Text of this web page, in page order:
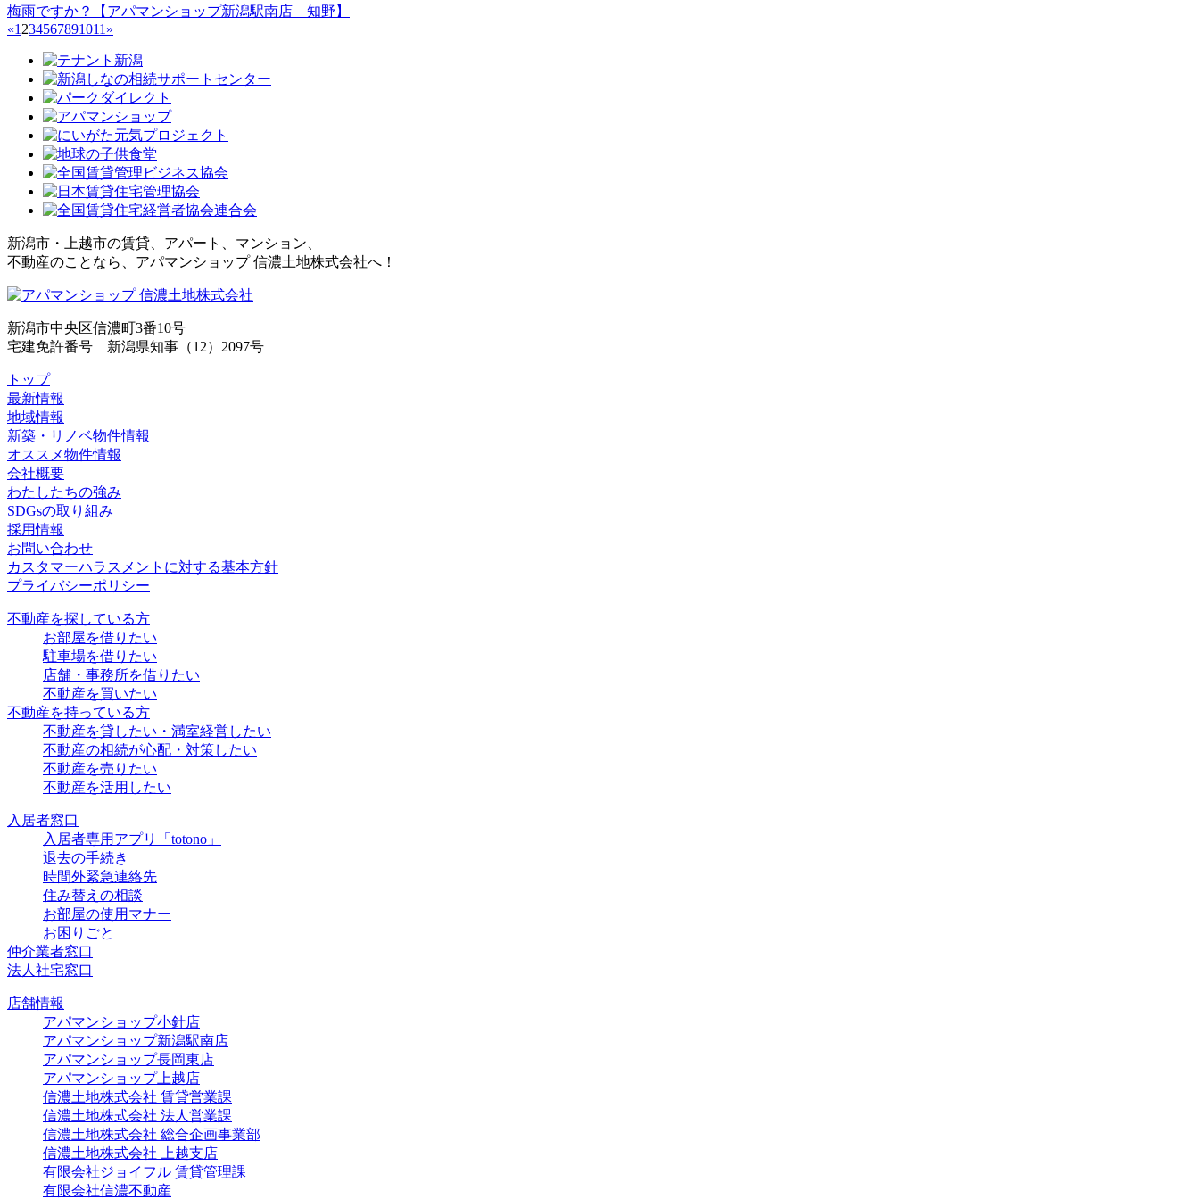
梅雨ですか？【アパマンショップ新潟駅南店 知野】
«1 234567891011 »
新潟市・上越市の賃貸、アパート、マンション、
不動産のことなら、アパマンショップ 信濃土地株式会社へ！
新潟市中央区信濃町3番10号
宅建免許番号 新潟県知事（12）2097号
トップ
最新情報
地域情報
新築・リノベ物件情報
オススメ物件情報
会社概要
わたしたちの強み
SDGsの取り組み
採用情報
お問い合わせ
カスタマーハラスメントに対する基本方針
プライバシーポリシー
不動産を探している方
お部屋を借りたい
駐車場を借りたい
店舗・事務所を借りたい
不動産を買いたい
不動産を持っている方
不動産を貸したい・満室経営したい
不動産の相続が心配・対策したい
不動産を売りたい
不動産を活用したい
入居者窓口
入居者専用アプリ「totono」
退去の手続き
時間外緊急連絡先
住み替えの相談
お部屋の使用マナー
お困りごと
仲介業者窓口
法人社宅窓口
店舗情報
アパマンショップ小針店
アパマンショップ新潟駅南店
アパマンショップ長岡東店
アパマンショップ上越店
信濃土地株式会社 賃貸営業課
信濃土地株式会社 法人営業課
信濃土地株式会社 総合企画事業部
信濃土地株式会社 上越支店
有限会社ジョイフル 賃貸管理課
有限会社信濃不動産